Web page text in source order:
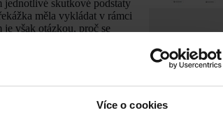
Více o cookies
skutkové podstaty
měla vykládat v rámci
však otázkou, proč se
se zájmem České
Pak, v rámci
proč správní orgán
k podřazování jiných
cizinců.